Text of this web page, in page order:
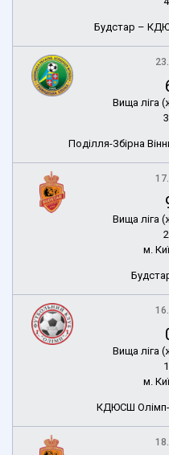
Будстар –
Вища ліга
Поділля-Збірна
Вища ліга
м.
Вища ліга
м.
КДЮСШ